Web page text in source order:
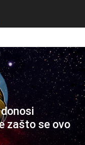
zašto se ovo